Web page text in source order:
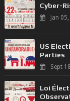
Cyber-
Jan
US
Parties
Sept
Loi